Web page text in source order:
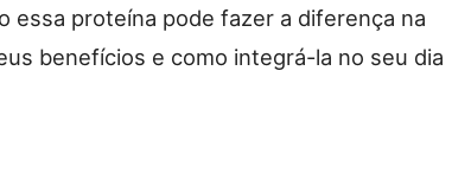
essa proteína pode fazer a diferença na
benefícios e como integrá-la no seu dia